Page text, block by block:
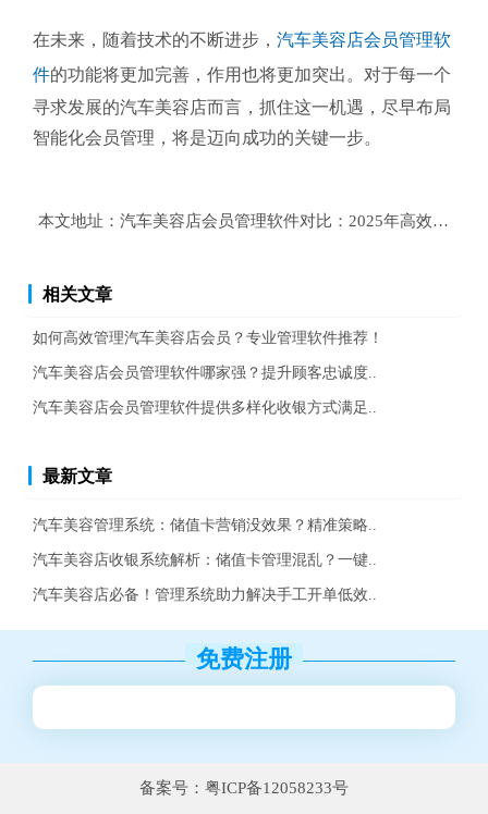
在未来，随着技术的不断进步， 汽车美容店会员管理软
件的功能将更加完善，作用也将更加突出。对于每一个
寻求发展的汽车美容店而言，抓住这一机遇，尽早布局
智能化会员管理，将是迈向成功的关键一步。
本文地址： 汽车美容店会员管理软件对比：2025年高效运营
相关文章
如何高效管理汽车美容店会员？专业管理软件推荐！
汽车美容店会员管理软件哪家强？提升顾客忠诚度..
汽车美容店会员管理软件提供多样化收银方式满足..
最新文章
汽车美容管理系统：储值卡营销没效果？精准策略..
汽车美容店收银系统解析：储值卡管理混乱？一键..
汽车美容店必备！管理系统助力解决手工开单低效..
免费注册
备案号：粤ICP备12058233号